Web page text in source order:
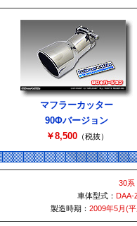
マフラーカッター
90Φバージョン
￥8,500（税抜）
30系
車体型式： DAA-
製造時期： 2009年5月(